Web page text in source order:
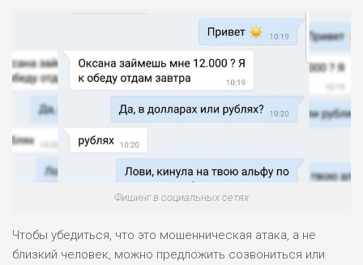
Фишинг в социальных сетях
Чтобы убедиться, что это мошенническая атака, а не
близкий человек, можно предложить созвониться или